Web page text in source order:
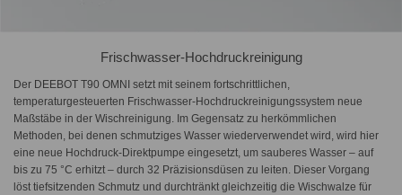
Frischwasser-Hochdruckreinigung
Der DEEBOT T90 OMNI setzt mit seinem fortschrittlichen,
temperaturgesteuerten Frischwasser-Hochdruckreinigungssystem neue
Maßstäbe in der Wischreinigung. Im Gegensatz zu herkömmlichen
Methoden, bei denen schmutziges Wasser wiederverwendet wird, wird hier
eine neue Hochdruck-Direktpumpe eingesetzt, um sauberes Wasser – auf
bis zu 75 °C erhitzt – durch 32 Präzisionsdüsen zu leiten. Dieser Vorgang
löst tiefsitzenden Schmutz und durchtränkt gleichzeitig die Wischwalze für